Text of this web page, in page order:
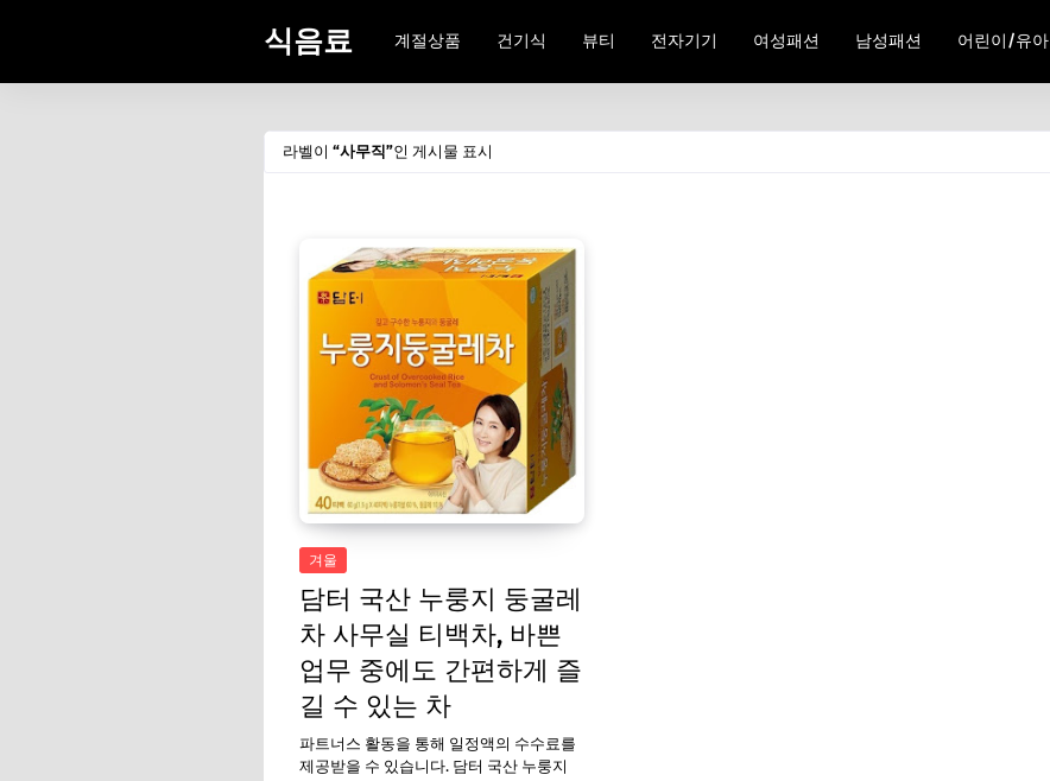
식음료 계절상품 건기식 뷰티 전자기기 여성패션 남성패션 어린이/유아
라벨이 사무직 인 게시물 표시
겨울
담터 국산 누룽지 둥굴레
차 사무실 티백차, 바쁜
업무 중에도 간편하게 즐
길 수 있는 차
파트너스 활동을 통해 일정액의 수수료를
제공받을 수 있습니다. 담터 국산 누룽지